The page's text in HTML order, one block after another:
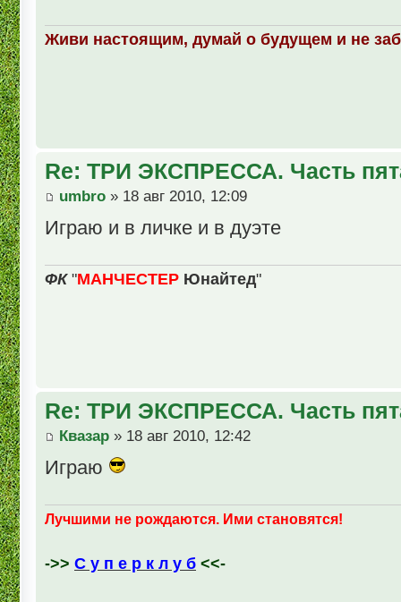
Живи настоящим, думай о будущем и не
Re: ТРИ ЭКСПРЕССА. Часть
umbro » 18 авг 2010, 12:09
Играю и в личке и в дуэте
ФК"МАНЧЕСТЕР Юнайтед"
Re: ТРИ ЭКСПРЕССА. Часть
Квазар » 18 авг 2010, 12:42
Играю
Лучшими не рождаются. Ими становятся!
->> С у п е р к л у б <<-